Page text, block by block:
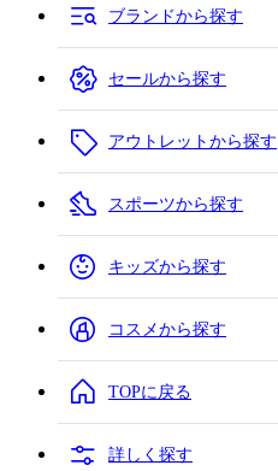
ブランドから探す
セールから探す
アウトレットから探す
スポーツから探す
キッズから探す
コスメから探す
TOPに戻る
詳しく探す